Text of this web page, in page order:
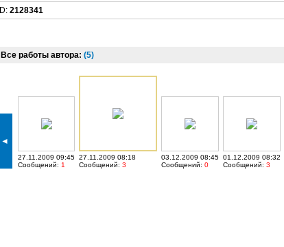
ID: 2128341
Все работы автора: (5)
◄
27.11.2009 09:45
Сообщений: 1
27.11.2009 08:18
Сообщений: 3
03.12.2009 08:45
Сообщений: 0
01.12.2009 08:32
Сообщений: 3